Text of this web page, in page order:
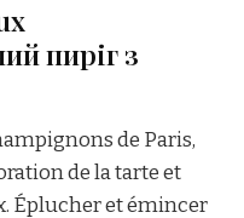
пиріг з
de Paris,
de la tarte et
Éplucher et émincer